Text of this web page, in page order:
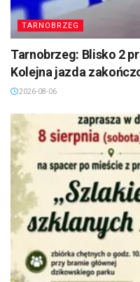
TARNOBRZEG
Tarnobrzeg: Blisko 2
Kolejna jazda
2026-08-06